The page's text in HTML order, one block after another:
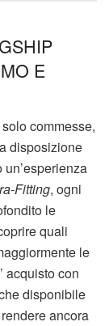
E
commesse,
disposizione
Fitting, ogni
le
quali
le
acquisto con
disponibile
ancora